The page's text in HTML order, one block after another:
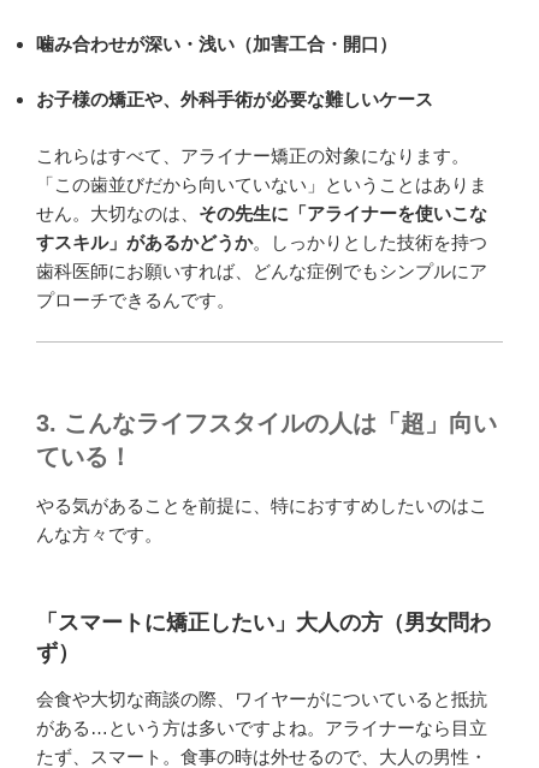
噛み合わせが深い・浅い（加害工合・開口）
お子様の矯正や、外科手術が必要な難しいケース
これらはすべて、アライナー矯正の対象になります。
「この歯並びだから向いていない」ということはありま
せん。大切なのは、 その先生に「アライナーを使いこな
すスキル」があるかどうか。しっかりとした技術を持つ
歯科医師にお願いすれば、どんな症例でもシンプルにア
プローチできるんです。
3. こんなライフスタイルの人は「超」向い
ている！
やる気があることを前提に、特におすすめしたいのはこ
んな方々です。
「スマートに矯正したい」大人の方（男女問わ
ず）
会食や大切な商談の際、ワイヤーがについていると抵抗
がある…という方は多いですよね。アライナーなら目立
たず、スマート。食事の時は外せるので、大人の男性・